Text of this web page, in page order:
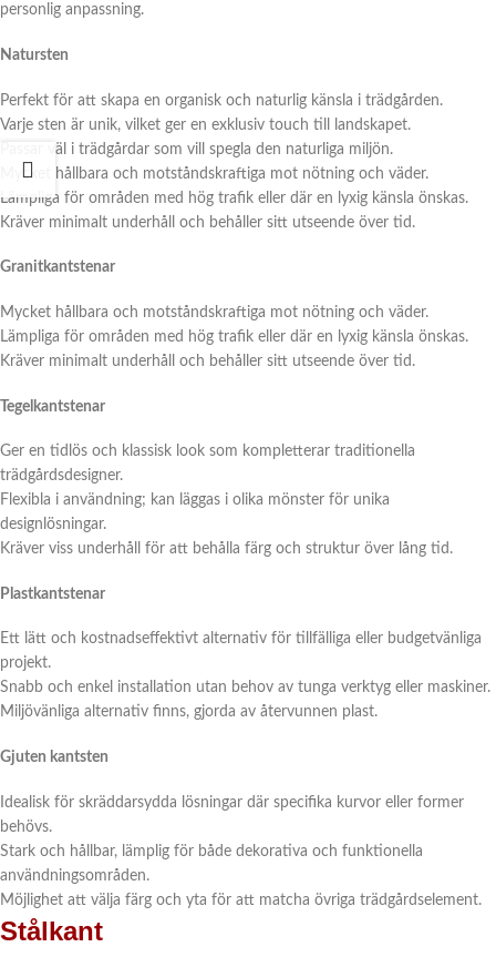
personlig anpassning.
Natursten
Perfekt för att skapa en organisk och naturlig känsla i trädgården.
Varje sten är unik, vilket ger en exklusiv touch till landskapet.
Passar väl i trädgårdar som vill spegla den naturliga miljön.
Mycket hållbara och motståndskraftiga mot nötning och väder.
Lämpliga för områden med hög trafik eller där en lyxig känsla önskas.
Kräver minimalt underhåll och behåller sitt utseende över tid.
Granitkantstenar
Mycket hållbara och motståndskraftiga mot nötning och väder.
Lämpliga för områden med hög trafik eller där en lyxig känsla önskas.
Kräver minimalt underhåll och behåller sitt utseende över tid.
Tegelkantstenar
Ger en tidlös och klassisk look som kompletterar traditionella
trädgårdsdesigner.
Flexibla i användning; kan läggas i olika mönster för unika
designlösningar.
Kräver viss underhåll för att behålla färg och struktur över lång tid.
Plastkantstenar
Ett lätt och kostnadseffektivt alternativ för tillfälliga eller budgetvänliga
projekt.
Snabb och enkel installation utan behov av tunga verktyg eller maskiner.
Miljövänliga alternativ finns, gjorda av återvunnen plast.
Gjuten kantsten
Idealisk för skräddarsydda lösningar där specifika kurvor eller former
behövs.
Stark och hållbar, lämplig för både dekorativa och funktionella
användningsområden.
Möjlighet att välja färg och yta för att matcha övriga trädgårdselement.
Stålkant